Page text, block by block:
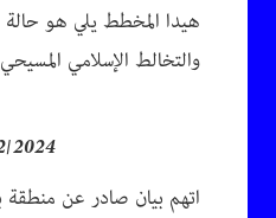
هيدا المخطط يلي هو حالة
والتخالط الإسلامي
2024
اتهم بيان صادر عن منطقة